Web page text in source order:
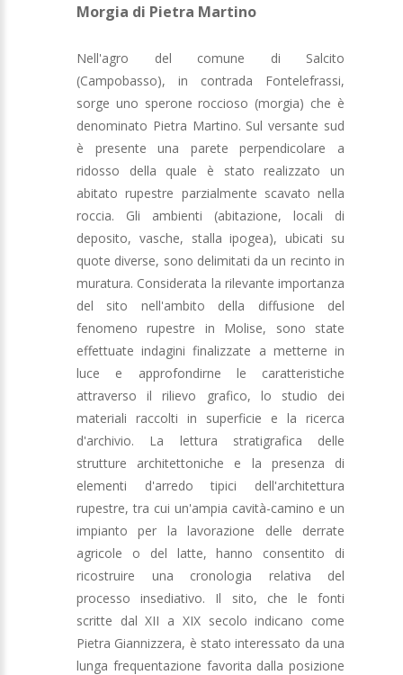
Morgia di Pietra Martino
Nell'agro del comune di Salcito
(Campobasso), in contrada Fontelefrassi,
sorge uno sperone roccioso (morgia) che è
denominato Pietra Martino. Sul versante sud
è presente una parete perpendicolare a
ridosso della quale è stato realizzato un
abitato rupestre parzialmente scavato nella
roccia. Gli ambienti (abitazione, locali di
deposito, vasche, stalla ipogea), ubicati su
quote diverse, sono delimitati da un recinto in
muratura. Considerata la rilevante importanza
del sito nell'ambito della diffusione del
fenomeno rupestre in Molise, sono state
effettuate indagini finalizzate a metterne in
luce e approfondirne le caratteristiche
attraverso il rilievo grafico, lo studio dei
materiali raccolti in superficie e la ricerca
d'archivio. La lettura stratigrafica delle
strutture architettoniche e la presenza di
elementi d'arredo tipici dell'architettura
rupestre, tra cui un'ampia cavità-camino e un
impianto per la lavorazione delle derrate
agricole o del latte, hanno consentito di
ricostruire una cronologia relativa del
processo insediativo. Il sito, che le fonti
scritte dal XII a XIX secolo indicano come
Pietra Giannizzera, è stato interessato da una
lunga frequentazione favorita dalla posizione